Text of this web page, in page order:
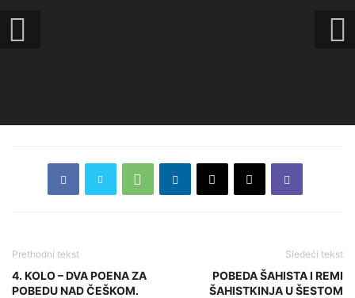
Prethodni tekst
4. KOLO – DVA POENA ZA
POBEDU NAD ČEŠKOM.
Sledeći tekst
POBEDA ŠAHISTA I REMI
ŠAHISTKINJA U ŠESTOM